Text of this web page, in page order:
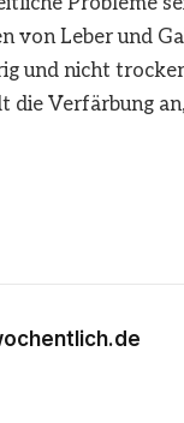
von Leber und
und nicht
die Verfärbung